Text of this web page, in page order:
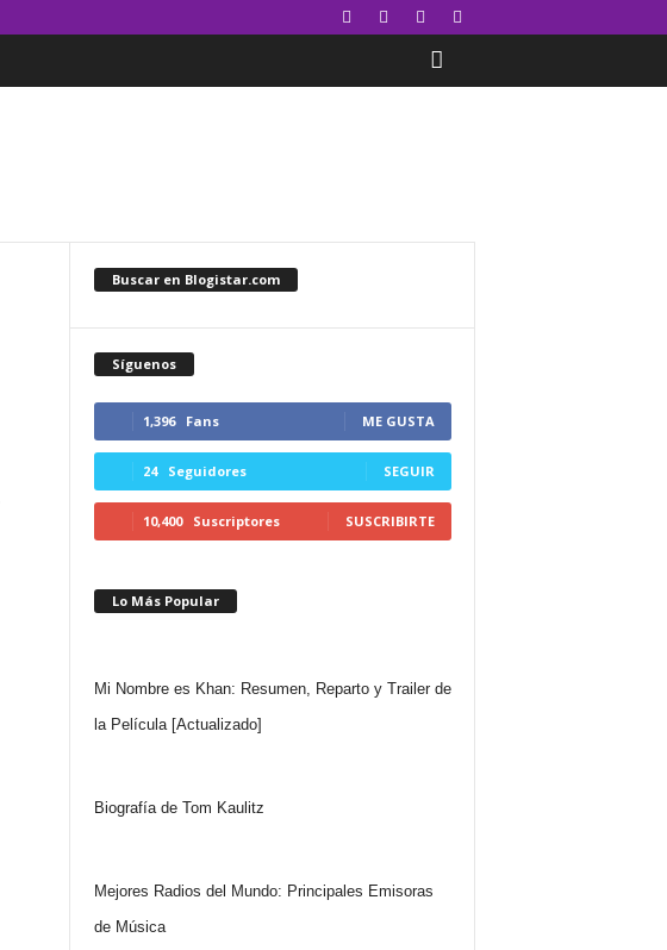
Buscar en Blogistar.com
Síguenos
1,396 Fans ME GUSTA
24 Seguidores SEGUIR
10,400 Suscriptores SUSCRIBIRTE
Lo Más Popular
Mi Nombre es Khan: Resumen, Reparto y Trailer de
la Película [Actualizado]
Biografía de Tom Kaulitz
Mejores Radios del Mundo: Principales Emisoras
de Música